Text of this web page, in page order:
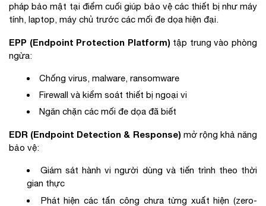
pháp bảo mật tại điểm cuối giúp bảo vệ các thiết bị như máy
tính, laptop, máy chủ trước các mối đe dọa hiện đại.
EPP (Endpoint Protection Platform)tập trung vào phòng
ngừa:
Chống virus, malware, ransomware
Firewall và kiểm soát thiết bị ngoại vi
Ngăn chặn các mối đe dọa đã biết
EDR (Endpoint Detection & Response)mở rộng khả năng
bảo vệ:
Giám sát hành vi người dùng và tiến trình theo thời
gian thực
Phát hiện các tấn công chưa từng xuất hiện (zero-